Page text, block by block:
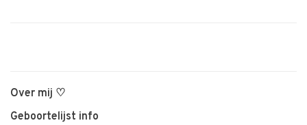
Over mij ♡
Geboortelijst info